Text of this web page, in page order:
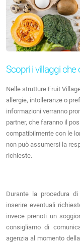
Scopri i villaggi
Nelle strutture Fruit
allergie, intolleranze o
informazioni verranno
partner, che faranno il
compatibilmente con le
non può assumersi la
richieste.
Durante la procedura
inserire eventuali
invece prenoti un
consigliamo di
agenzia al momento